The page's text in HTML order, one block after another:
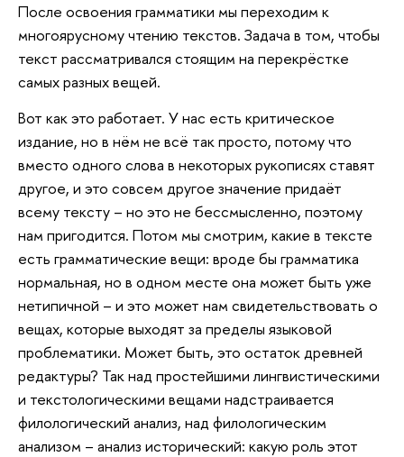
После освоения грамматики мы переходим к
многоярусному чтению текстов. Задача в том, чтобы
текст рассматривался стоящим на перекрёстке
самых разных вещей.
Вот как это работает. У нас есть критическое
издание, но в нём не всё так просто, потому что
вместо одного слова в некоторых рукописях ставят
другое, и это совсем другое значение придаёт
всему тексту – но это не бессмысленно, поэтому
нам пригодится. Потом мы смотрим, какие в тексте
есть грамматические вещи: вроде бы грамматика
нормальная, но в одном месте она может быть уже
нетипичной – и это может нам свидетельствовать о
вещах, которые выходят за пределы языковой
проблематики. Может быть, это остаток древней
редактуры? Так над простейшими лингвистическими
и текстологическими вещами надстраивается
филологический анализ, над филологическим
анализом – анализ исторический: какую роль этот